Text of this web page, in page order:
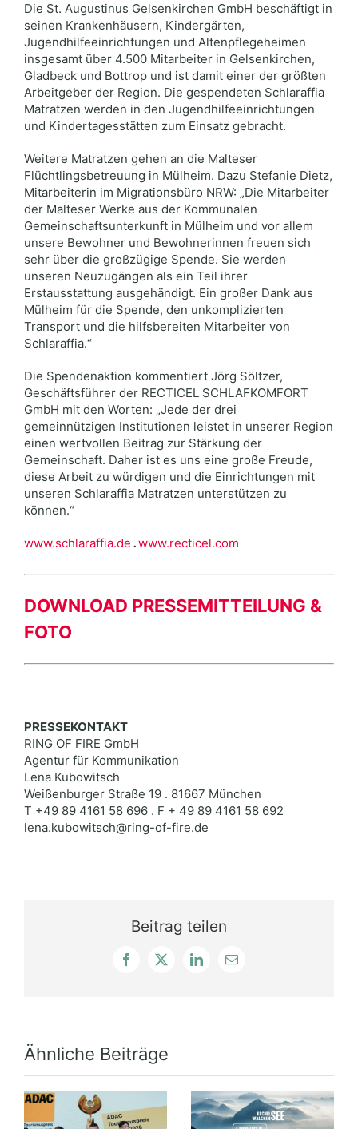
Die St. Augustinus Gelsenkirchen GmbH beschäftigt in
seinen Krankenhäusern, Kindergärten,
Jugendhilfeeinrichtungen und Altenpflegeheimen
insgesamt über 4.500 Mitarbeiter in Gelsenkirchen,
Gladbeck und Bottrop und ist damit einer der größten
Arbeitgeber der Region. Die gespendeten Schlaraffia
Matratzen werden in den Jugendhilfeeinrichtungen
und Kindertagesstätten zum Einsatz gebracht.
Weitere Matratzen gehen an die Malteser
Flüchtlingsbetreuung in Mülheim. Dazu Stefanie Dietz,
Mitarbeiterin im Migrationsbüro NRW: „Die Mitarbeiter
der Malteser Werke aus der Kommunalen
Gemeinschaftsunterkunft in Mülheim und vor allem
unsere Bewohner und Bewohnerinnen freuen sich
sehr über die großzügige Spende. Sie werden
unseren Neuzugängen als ein Teil ihrer
Erstausstattung ausgehändigt. Ein großer Dank aus
Mülheim für die Spende, den unkomplizierten
Transport und die hilfsbereiten Mitarbeiter von
Schlaraffia.“
Die Spendenaktion kommentiert Jörg Söltzer,
Geschäftsführer der RECTICEL SCHLAFKOMFORT
GmbH mit den Worten: „Jede der drei
gemeinnützigen Institutionen leistet in unserer Region
einen wertvollen Beitrag zur Stärkung der
Gemeinschaft. Daher ist es uns eine große Freude,
diese Arbeit zu würdigen und die Einrichtungen mit
unseren Schlaraffia Matratzen unterstützen zu
können.“
www.schlaraffia.de .www.recticel.com
DOWNLOAD PRESSEMITTEILUNG &
FOTO
PRESSEKONTAKT
RING OF FIRE GmbH
Agentur für Kommunikation
Lena Kubowitsch
Weißenburger Straße 19 . 81667 München
T +49 89 4161 58 696 . F + 49 89 4161 58 692
lena.kubowitsch@ring-of-fire.de
Beitrag teilen
Facebook
X LinkedIn
E-
Ähnliche Beiträge